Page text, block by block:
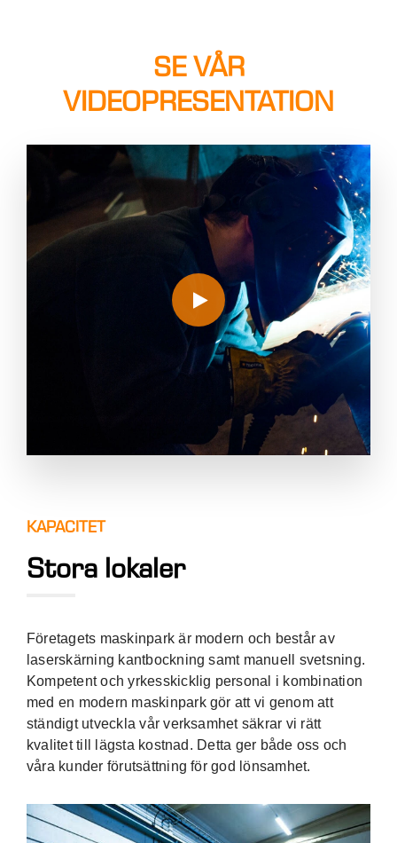
SE VÅR
VIDEOPRESENTATION
KAPACITET
Stora lokaler
Företagets maskinpark är modern och består av
laserskärning kantbockning samt manuell svetsning.
Kompetent och yrkesskicklig personal i kombination
med en modern maskinpark gör att vi genom att
ständigt utveckla vår verksamhet säkrar vi rätt
kvalitet till lägsta kostnad. Detta ger både oss och
våra kunder förutsättning för god lönsamhet.